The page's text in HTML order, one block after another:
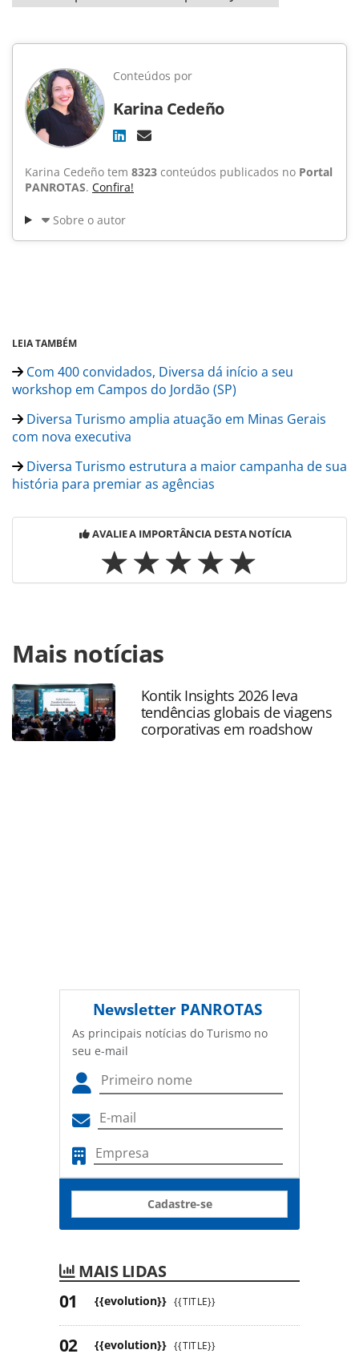
Conteúdos por
Karina Cedeño
Karina Cedeño tem 8323 conteúdos publicados no Portal
PANROTAS. Confira!
Sobre o autor
LEIA TAMBÉM
Com 400 convidados, Diversa dá início a seu
workshop em Campos do Jordão (SP)
Diversa Turismo amplia atuação em Minas Gerais
com nova executiva
Diversa Turismo estrutura a maior campanha de sua
história para premiar as agências
AVALIE A IMPORTÂNCIA DESTA NOTÍCIA
https://www.panrotas.com.br/mercado/operadoras/2026/
fotos-do-workshop-brasil-da-diversa-realizado-em-
campos-do-jordao-sp_229050.html ou as ferramentas
oferecidas na página. Todo o conteúdo produzido pela
PANROTAS Editora é protegido pela legislação brasileira
sobre direito autoral. Não reproduza o conteúdo sem
Mais notícias
Kontik Insights 2026 leva
tendências globais de viagens
corporativas em roadshow
Newsletter PANROTAS
As principais notícias do Turismo no
seu e-mail
Cadastre-se
MAIS LIDAS
{{evolution}} {{TITLE}}
{{evolution}} {{TITLE}}